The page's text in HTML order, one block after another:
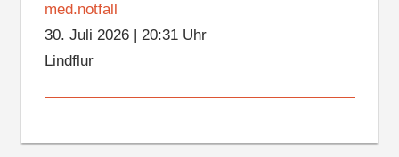
med.notfall
30. Juli 2026| 20:31 Uhr
Lindflur